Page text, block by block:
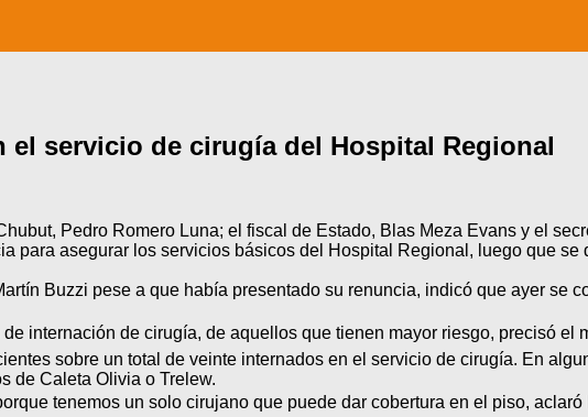
servicio de cirugía del Hospital Regional
Pedro Romero Luna; el fiscal de Estado, Blas Meza Evans y el
para asegurar los servicios básicos del Hospital Regional, luego que se
Buzzi pese a que había presentado su renuncia, indicó que ayer se
internación de cirugía, de aquellos que tienen mayor riesgo, precisó
sobre un total de veinte internados en el servicio de cirugía. En
de Caleta Olivia o Trelew.
tenemos un solo cirujano que puede dar cobertura en el piso,